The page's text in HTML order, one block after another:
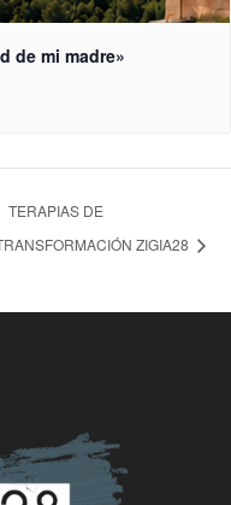
de mi madre»
TERAPIAS DE
ZIGIA28